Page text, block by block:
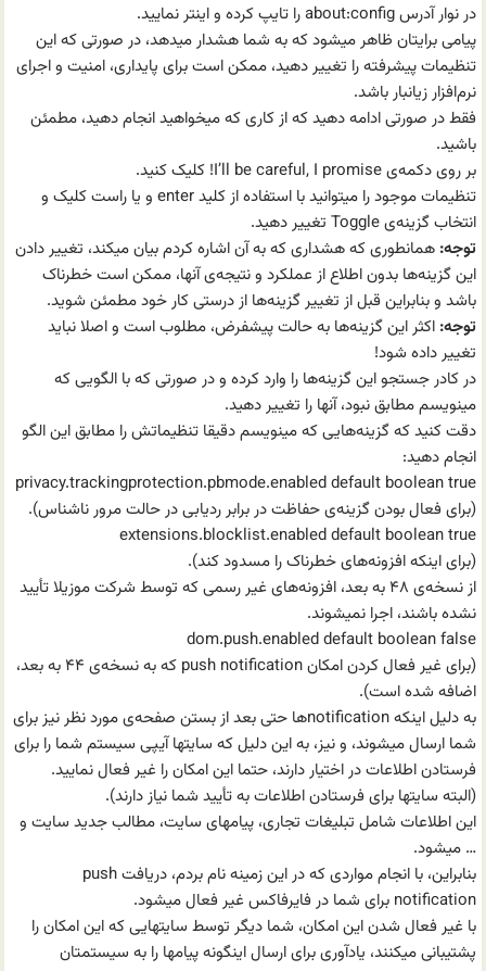
در نوار آدرس about:config را تایپ کرده و اینتر نمایید.
پیامی برایتان ظاهر میشود که به شما هشدار میدهد، در صورتی که این
تنظیمات پیشرفته را تغییر دهید، ممکن است برای پایداری، امنیت و اجرای
نرم‌افزار زیانبار باشد.
فقط در صورتی ادامه دهید که از کاری که میخواهید انجام دهید، مطمئن
باشید.
بر روی دکمه‌ی I’ll be careful, I promise! کلیک کنید.
تنظیمات موجود را میتوانید با استفاده از کلید enter و یا راست کلیک و
انتخاب گزینه‌ی Toggle تغییر دهید.
توجه: همانطوری که هشداری که به آن اشاره کردم بیان میکند، تغییر دادن
این گزینه‌ها بدون اطلاع از عملکرد و نتیجه‌ی آنها، ممکن است خطرناک
باشد و بنابراین قبل از تغییر گزینه‌ها از درستی کار خود مطمئن شوید.
توجه: اکثر این گزینه‌ها به حالت پیشفرض، مطلوب است و اصلا نباید
تغییر داده شود!
در کادر جستجو این گزینه‌ها را وارد کرده و در صورتی که با الگویی که
مینویسم مطابق نبود، آنها را تغییر دهید.
دقت کنید که گزینه‌هایی که مینویسم دقیقا تنظیماتش را مطابق این الگو
انجام دهید:
privacy.trackingprotection.pbmode.enabled default boolean true
(برای فعال بودن گزینه‌ی حفاظت در برابر ردیابی در حالت مرور ناشناس).
extensions.blocklist.enabled default boolean true
(برای اینکه افزونه‌های خطرناک را مسدود کند).
از نسخه‌ی ۴۸ به بعد، افزونه‌های غیر رسمی که توسط شرکت موزیلا تأیید
نشده باشند، اجرا نمیشوند.
dom.push.enabled default boolean false
(برای غیر فعال کردن امکان push notification که به نسخه‌ی ۴۴ به بعد،
اضافه شده است).
به دلیل اینکه notificationها حتی بعد از بستن صفحه‌ی مورد نظر نیز برای
شما ارسال میشوند، و نیز، به این دلیل که سایتها آیپی سیستم شما را برای
فرستادن اطلاعات در اختیار دارند، حتما این امکان را غیر فعال نمایید.
(البته سایتها برای فرستادن اطلاعات به تأیید شما نیاز دارند).
این اطلاعات شامل تبلیغات تجاری، پیامهای سایت، مطالب جدید سایت و
… میشود.
بنابراین، با انجام مواردی که در این زمینه نام بردم، دریافت push
notification برای شما در فایرفاکس غیر فعال میشود.
با غیر فعال شدن این امکان، شما دیگر توسط سایتهایی که این امکان را
پشتیبانی میکنند، یادآوری برای ارسال اینگونه پیامها را به سیستمتان